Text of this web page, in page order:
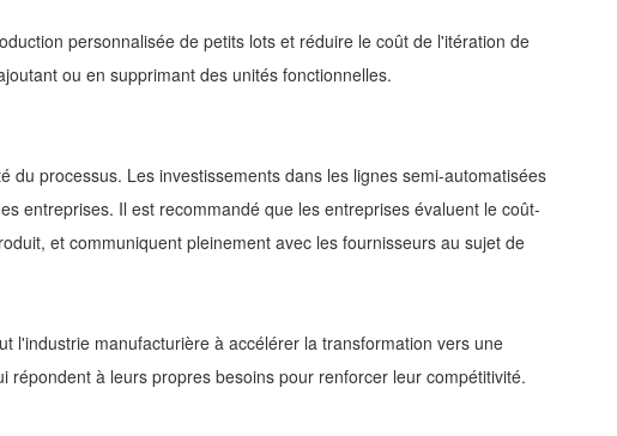
personnalisée de petits lots et réduire le coût de l'itération de
ou en supprimant des unités fonctionnelles.
processus. Les investissements dans les lignes semi-automatisées
entreprises. Il est recommandé que les entreprises évaluent le coût-
et communiquent pleinement avec les fournisseurs au sujet de
l'industrie manufacturière à accélérer la transformation vers une
à leurs propres besoins pour renforcer leur compétitivité.